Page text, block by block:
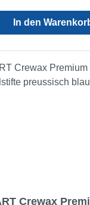
In den
Crewax